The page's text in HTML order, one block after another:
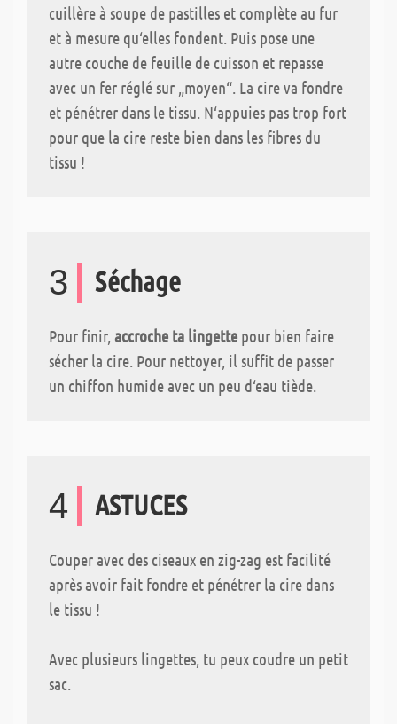
cuillère à soupe de pastilles et complète au fur
et à mesure qu‘elles fondent. Puis pose une
autre couche de feuille de cuisson et repasse
avec un fer réglé sur „moyen“. La cire va fondre
et pénétrer dans le tissu. N‘appuies pas trop fort
pour que la cire reste bien dans les fibres du
tissu !
3 Séchage
Pour finir, accroche ta lingette pour bien faire
sécher la cire. Pour nettoyer, il suffit de passer
un chiffon humide avec un peu d‘eau tiède.
4 ASTUCES
Couper avec des ciseaux en zig-zag est facilité
après avoir fait fondre et pénétrer la cire dans
le tissu !
Avec plusieurs lingettes, tu peux coudre un petit
sac.